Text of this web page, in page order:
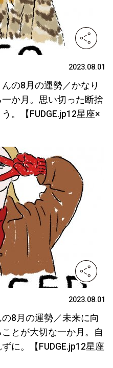
2023.08.01
の8月の運勢／かなり
か月。思い切った断捨
。【FUDGE.jp12星座×
2023.08.01
8月の運勢／未来に向
とが大切な一か月。自
に。【FUDGE.jp12星座